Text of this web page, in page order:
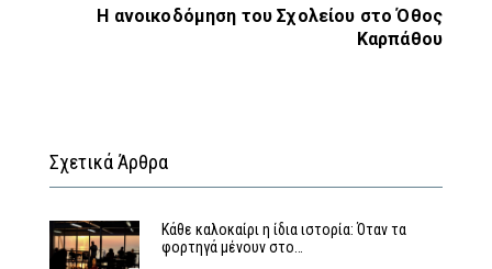
Η ανοικοδόμηση του Σχολείου στο Όθος
Καρπάθου
Σχετικά Άρθρα
Κάθε καλοκαίρι η ίδια ιστορία: Όταν τα
φορτηγά μένουν στο…